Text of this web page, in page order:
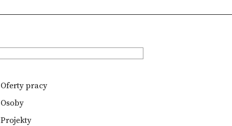
Oferty pracy
Osoby
Projekty